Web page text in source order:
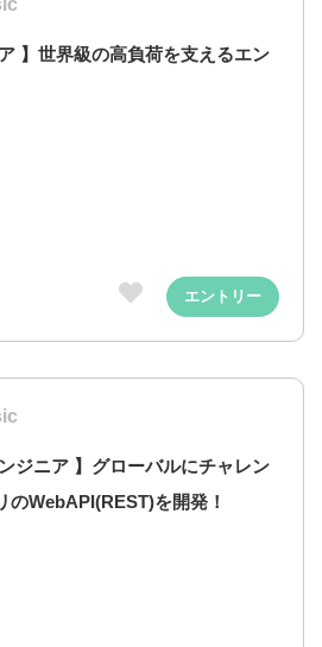
】世界級の高負荷を支えるエン
エントリー
ジニア 】グローバルにチャレン
のWebAPI(REST)を開発！